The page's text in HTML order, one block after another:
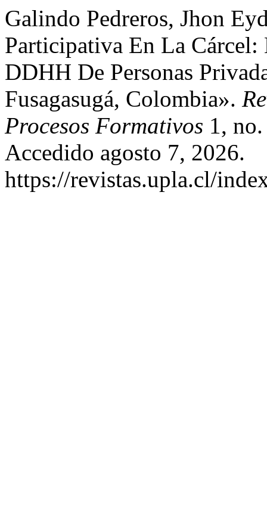
Galindo Pedreros, Jhon
Participativa En La
DDHH De Personas
Fusagasugá, Colombia».
Procesos Formativos 1,
Accedido agosto 7, 2026.
https://revistas.upla.cl/